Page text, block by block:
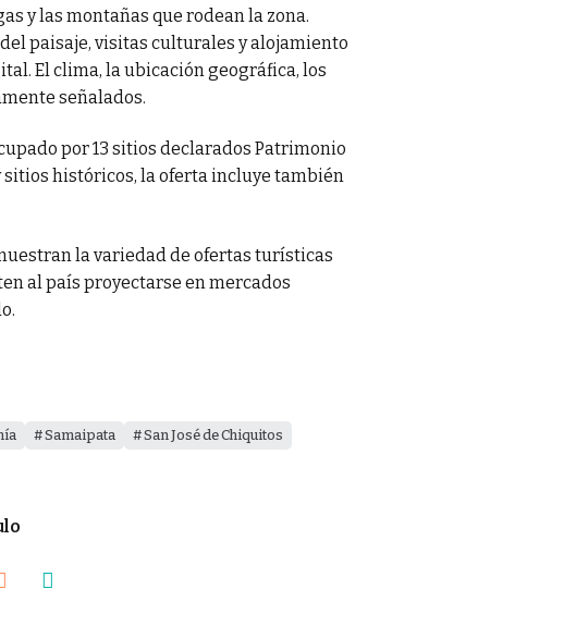
y las montañas que rodean la zona.
paisaje, visitas culturales y alojamiento
El clima, la ubicación geográfica, los
señalados.
por 13 sitios declarados Patrimonio
sitios históricos, la oferta incluye también
la variedad de ofertas turísticas
al país proyectarse en mercados
Samaipata San José de Chiquitos